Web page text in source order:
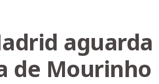
de Mourinho